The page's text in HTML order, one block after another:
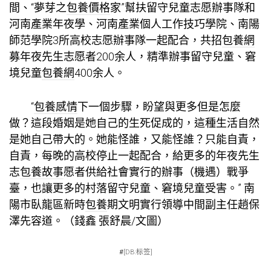
間、“夢芽之包養價格家”幫扶留守兒童志愿辦事隊和
河南產業年夜學、河南產業個人工作技巧學院、南陽
師范學院3所高校志愿辦事隊一起配合，共招包養網
募年夜先生志愿者200余人，精準辦事留守兒童、窘
境兒童包養網400余人。
“包養感情下一個步驟，盼望與更多但是怎麼
做？這段婚姻是她自己的生死促成的，這種生活自然
是她自己帶大的。她能怪誰，又能怪誰？只能自責，
自責，每晚的高校停止一起配合，給更多的年夜先生
志包養故事愿者供給社會實行的辦事（機遇）戰爭
臺，也讓更多的村落留守兒童、窘境兒童受害。” 南
陽市臥龍區新時包養期文明實行領導中間副主任趙保
澤先容道。（錢鑫 張舒晨/文圖）
#[DB:标签]